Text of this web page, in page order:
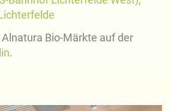
Bio-Märkte auf der
.